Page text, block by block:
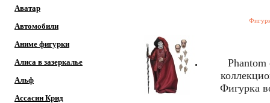
Аватар
Автомобили
Аниме фигурки
Алиса в зазеркалье
Альф
Ассасин Крид
Фигурка